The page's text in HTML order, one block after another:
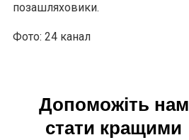
позашляховики.
Фото: 24 канал
Допоможіть нам
стати кращими